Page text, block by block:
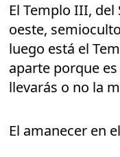
El Templo III, del
oeste,
luego está el
aparte porque
llevarás o no la
El amanecer en